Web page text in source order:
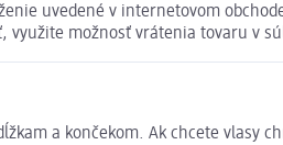
Zloženie uvedené v internetovom
možnosť vrátenia tovaru v
a končekom. Ak chcete